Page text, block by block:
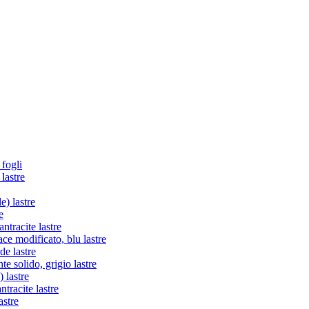
fogli
lastre
lastre
modificato, blu lastre
lastre
solido, grigio lastre
lastre
lastre